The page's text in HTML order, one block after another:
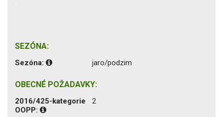
SEZÓNA:
Sezóna: jaro/podzim
OBECNÉ POŽADAVKY:
2016/425-kategorie
OOPP:
2